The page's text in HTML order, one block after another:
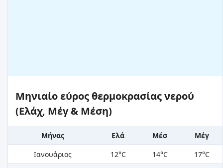
Μηνιαίο εύρος θερμοκρασίας νερού
(Ελάχ, Μέγ & Μέση)
Μήνας Ελά Μέσ
Μέγ
Ιανουάριος
12°C 14°C
17°C